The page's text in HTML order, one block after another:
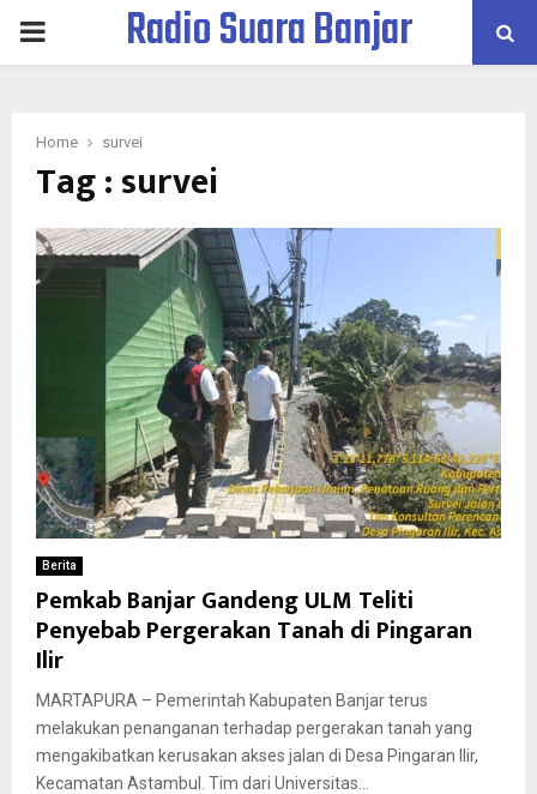
PRIMARYRadio Suara Banjar
Home survei
Tag : survei
Berita
Pemkab Banjar Gandeng ULM Teliti
Penyebab Pergerakan Tanah di Pingaran
Ilir
MARTAPURA – Pemerintah Kabupaten Banjar terus
melakukan penanganan terhadap pergerakan tanah yang
mengakibatkan kerusakan akses jalan di Desa Pingaran Ilir,
Kecamatan Astambul. Tim dari Universitas...